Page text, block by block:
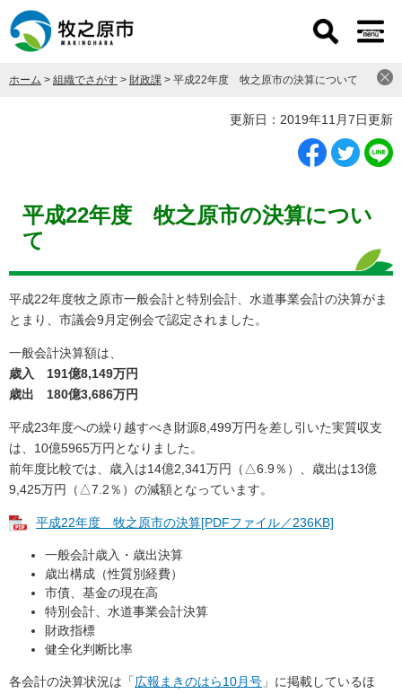
ー
先
ニ
をホーム > 組織でさがす > 財政課 > 平成22年度 牧之原市の決算について
更新日：2019年11月7日更新
平成22年度 牧之原市の決算につい
て
平成22年度牧之原市一般会計と特別会計、水道事業会計の決算がま
とまり、市議会9月定例会で認定されました。
一般会計決算額は、
歳入 191億8,149万円
歳出 180億3,686万円
平成23年度への繰り越すべき財源8,499万円を差し引いた実質収支
は、10億5965万円となりました。
前年度比較では、歳入は14億2,341万円（△6.9％）、歳出は13億
9,425万円（△7.2％）の減額となっています。
平成22年度 牧之原市の決算[PDFファイル／236KB]
一般会計歳入・歳出決算
歳出構成（性質別経費）
市債、基金の現在高
特別会計、水道事業会計決算
財政指標
健全化判断比率
各会計の決算状況は「広報まきのはら10月号 」に掲載しているほ